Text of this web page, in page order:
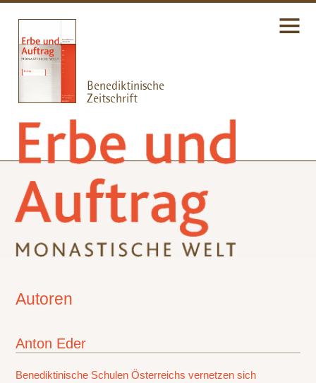
Autoren
Anton Eder
Benediktinische Schulen Österreichs vernetzen sich